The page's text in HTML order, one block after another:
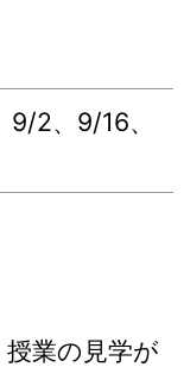
2、9/16、
業の見学が